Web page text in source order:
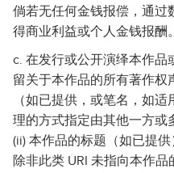
倘若无任何金钱报偿，通过
得商业利益或个人金钱报酬。
c. 在发行或公开演绎本作品
留关于本作品的所有著作权
（如已提供，或笔名，如
理的方式指定由其他一方或
(ii) 本作品的标题（如已提
除非此类 URI 未指向本作